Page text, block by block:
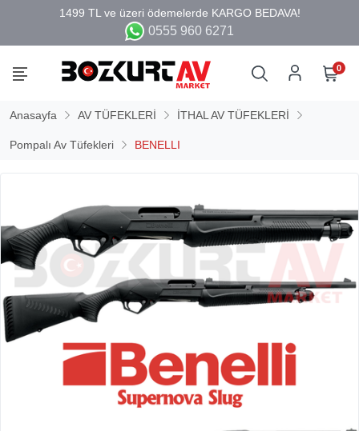
0555 960 6271
0
Anasayfa AV TÜFEKLERİ İTHAL AV TÜFEKLERİ
Pompalı Av Tüfekleri BENELLI